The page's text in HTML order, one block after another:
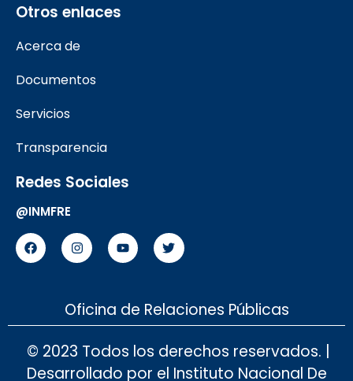
Otros enlaces
Acerca de
Documentos
Servicios
Transparencia
Redes Sociales
@INMFRE
Oficina de Relaciones Públicas
© 2023 Todos los derechos reservados. |
Desarrollado por el Instituto Nacional De